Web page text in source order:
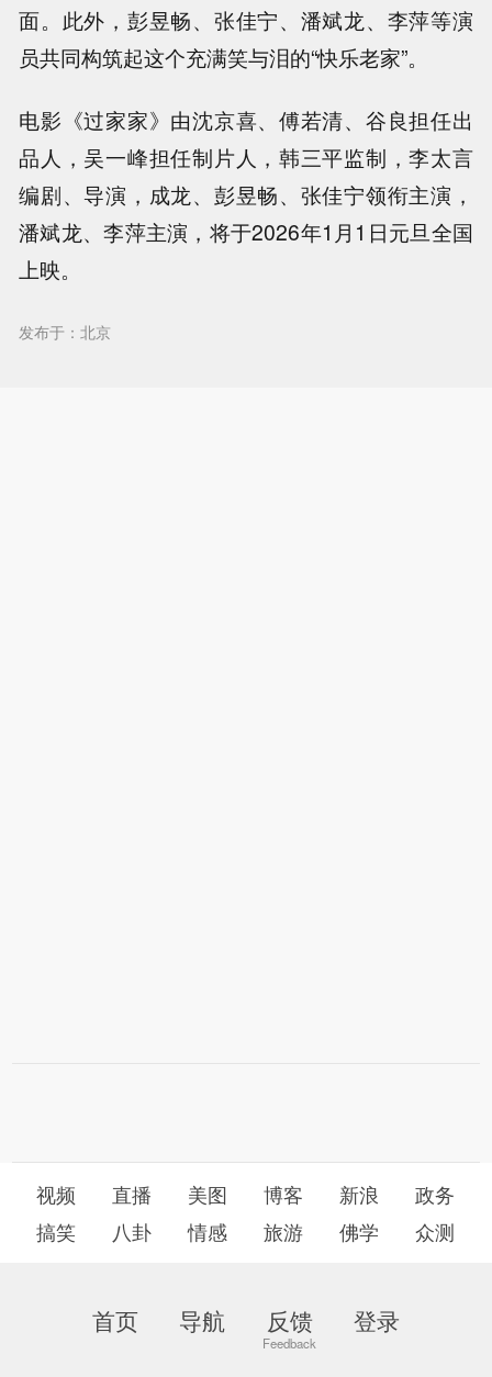
面。此外，彭昱畅、张佳宁、潘斌龙、李萍等演
员共同构筑起这个充满笑与泪的“快乐老家”。
电影《过家家》由沈京喜、傅若清、谷良担任出
品人，吴一峰担任制片人，韩三平监制，李太言
编剧、导演，成龙、彭昱畅、张佳宁领衔主演，
潘斌龙、李萍主演，将于2026年1月1日元旦全国
上映。
发布于：北京
视频 直播 美图 博客 新浪
政务
搞笑
八卦 情感 旅游 佛学 众测
首页 导航 反馈 登录